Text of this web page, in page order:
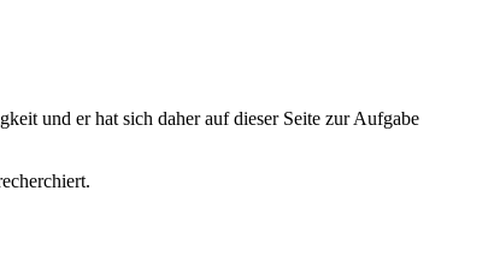
und er hat sich daher auf dieser Seite zur Aufgabe